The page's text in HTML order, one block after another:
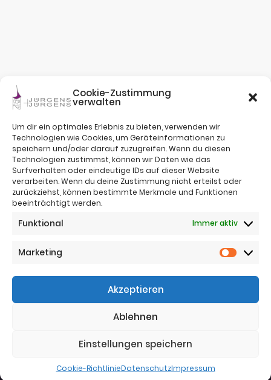
Cookie-Zustimmung
verwalten
Um dir ein optimales Erlebnis zu bieten, verwenden wir
Technologien wie Cookies, um Geräteinformationen zu
speichern und/oder darauf zuzugreifen. Wenn du diesen
Technologien zustimmst, können wir Daten wie das
Surfverhalten oder eindeutige IDs auf dieser Website
verarbeiten. Wenn du deine Zustimmung nicht erteilst oder
zurückziehst, können bestimmte Merkmale und Funktionen
beeinträchtigt werden.
Funktional Immer aktiv
Marketing
Akzeptieren
Ablehnen
Einstellungen speichern
Cookie-RichtlinieDatenschutzImpressum
Telefon:+43 (0)664 4221383
Telefon:+43 (0)650 5836683
office@jj-immo.at
Die Mediax GmbH